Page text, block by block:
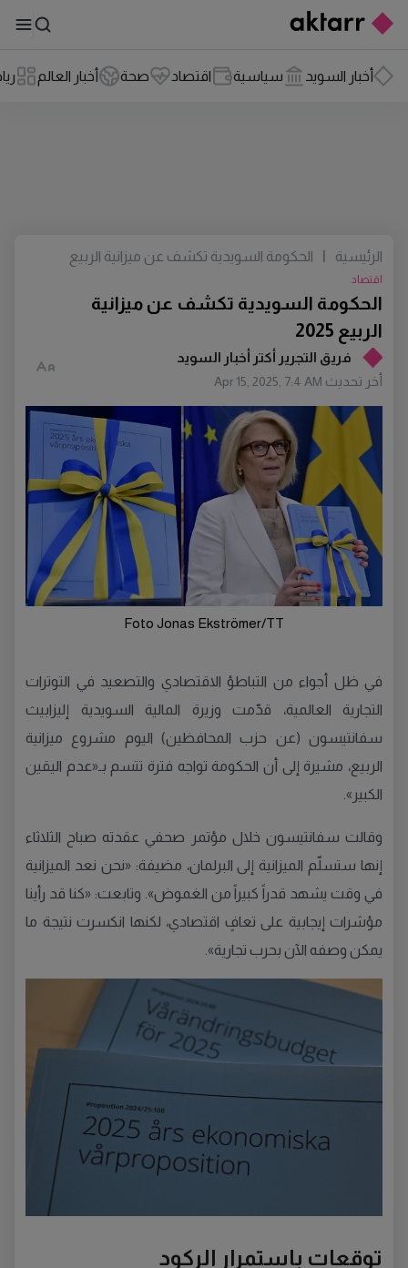
أخبار السويد سياسية اقتصاد صحة أخبار العالم
فريق التجرير أكتر أخبار السويد
أخر تحديث Apr 15, 2025, 7:4 AM
الحكومة السويدية تكشف عن ميزانية
الربيع 2025
اقتصاد
الرئيسية
الحكومة السويدية تكشف عن ميزانية الربيع
Foto Jonas Ekströmer/TT
في ظل أجواء من التباطؤ الاقتصادي والتصعيد في التوترات
التجارية العالمية، قدّمت وزيرة المالية السويدية إليزابيث
سفانتيسون (عن حزب المحافظين) اليوم مشروع ميزانية
الربيع، مشيرة إلى أن الحكومة تواجه فترة تتسم بـ«عدم اليقين
الكبير».
وقالت سفانتيسون خلال مؤتمر صحفي عقدته صباح الثلاثاء
إنها ستسلّم الميزانية إلى البرلمان، مضيفة: «نحن نعد الميزانية
في وقت يشهد قدراً كبيراً من الغموض». وتابعت: «كنا قد رأينا
مؤشرات إيجابية على تعافٍ اقتصادي، لكنها انكسرت نتيجة ما
يمكن وصفه الآن بحرب تجارية».
توقعات باستمرار الركود